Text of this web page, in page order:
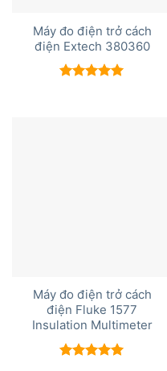
Máy đo điện trở cách
điện Extech 380360
Máy đo điện trở cách
điện Fluke 1577
Insulation Multimeter